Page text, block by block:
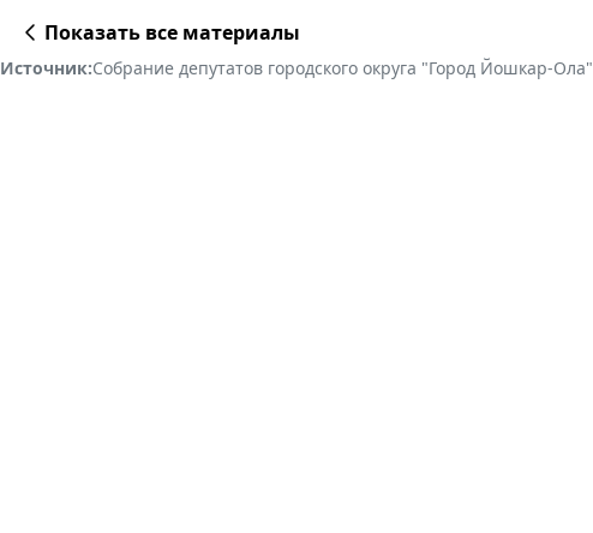
Показать все материалы
Источник:Собрание депутатов городского округа "Город Йошкар-Ола"